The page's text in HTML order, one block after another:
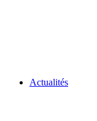
Actualités